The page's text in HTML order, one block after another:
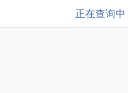
正在查询中